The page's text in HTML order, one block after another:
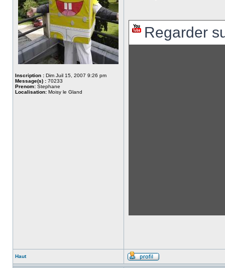
Inscription : Dim Juil 15, 2007 9:26 pm
Message(s) : 70233
Prenom: Stephane
Localisation: Moisy le Gland
Regarder
Haut